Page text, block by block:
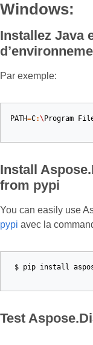
Windows:
Installez Java
Par exemple:
PATH=C:\ Program
Install
from pypi
You can easily use
pypi avec la
$ pip install
Test